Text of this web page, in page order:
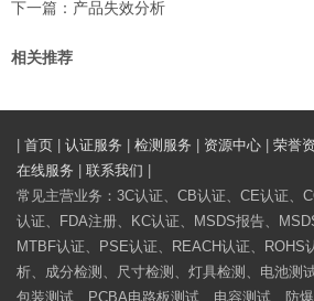
下一篇： 产品失效分析
相关推荐
首页 认证服务 检测服务 资源中心 荣誉
在线服务
联系我们
常见主营业务：3C认证、CB认证、CE认证、
认证、FDA注册、KC认证、MSDS报告、
MTBF认证、PSE认证、REACH认证、ROHS
析、成分检测、尺寸检测、灯具检测、电池测
包装测试、PCBA电路板测试、电容测试、防